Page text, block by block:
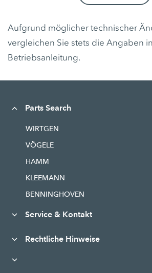
Aufgrund möglicher technischer
vergleichen Sie stets die Angaben
Betriebsanleitung.
Parts Search
WIRTGEN
VÖGELE
HAMM
KLEEMANN
BENNINGHOVEN
Service & Kontakt
Rechtliche Hinweise